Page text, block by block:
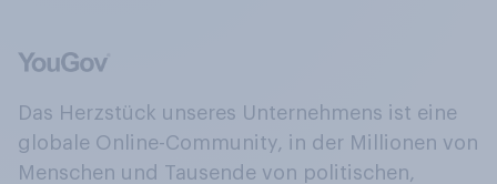
Das Herzstück unseres Unternehmens ist eine
globale Online-Community, in der Millionen von
Menschen und Tausende von politischen,